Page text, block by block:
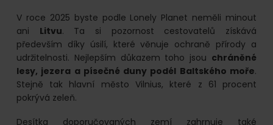
V roce 2025 byste podle Lonely Planet neměli minout
ani Litvu. Ta si pozornost cestovatelů získává
především díky úsilí, které věnuje ochraně přírody a
udržitelnosti. Nejlepším důkazem toho jsou chráněné
lesy, jezera a písečné duny podél Baltského moře.
Stejně tak hlavní město Vilnius, které z 61 procent
pokrývá zeleň.
Desítka doporučovaných zemí zahrnuje také